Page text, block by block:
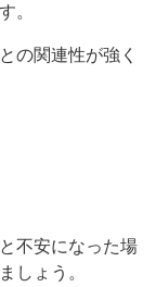
。
の関連性が強く
不安になった場
しょう。